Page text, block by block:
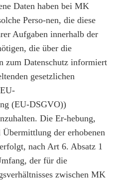
Daten haben bei MK
Perso-nen, die diese
Aufgaben innerhalb der
die über die
zum Datenschutz informiert
gesetzlichen
(EU-DSGVO))
Die Er-hebung,
der erhobenen
nach Art 6. Absatz 1
der für die
zwischen MK